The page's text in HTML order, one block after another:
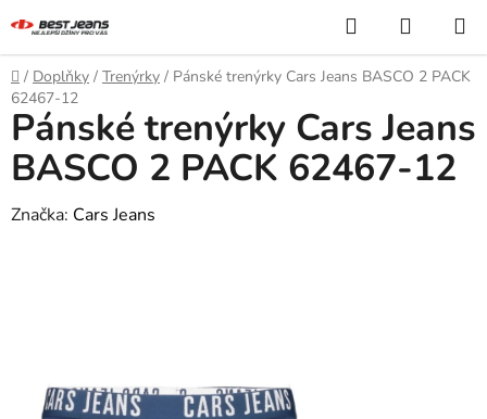
na
obsah
Hledat
KOŠÍK
Domů
/ Doplňky / Trenýrky / Pánské trenýrky Cars Jeans BASCO 2 PACK
62467-12
Pánské trenýrky Cars Jeans
BASCO 2 PACK 62467-12
Značka: Cars Jeans